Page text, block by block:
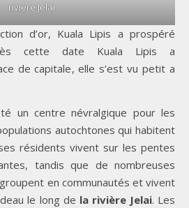
rivière Jelai.
d’or, Kuala Lipis a prospéré
cette date Kuala Lipis a
de capitale, elle s’est vu petit a
un centre névralgique pour les
autochtones qui habitent
résidents vivent sur les pentes
tandis que de nombreuses
en communautés et vivent
le long de la rivière Jelai. Les